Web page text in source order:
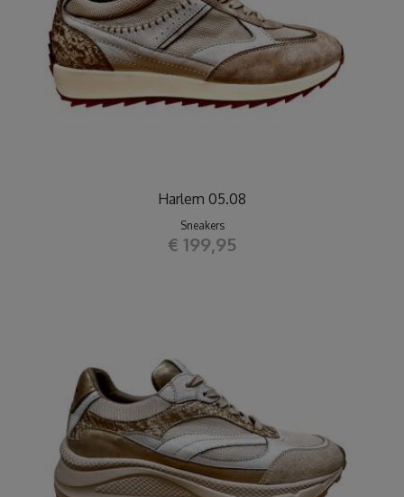
Harlem 05.08
Sneakers
€ 199,95